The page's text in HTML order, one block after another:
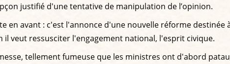
justifié d'une tentative de manipulation de l’opinion.
en avant : c'est l'annonce d'une nouvelle réforme
veut ressusciter l'engagement national, l'esprit civique.
tellement fumeuse que les ministres ont d'abord